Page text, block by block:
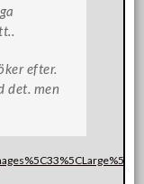
efter.
det. men